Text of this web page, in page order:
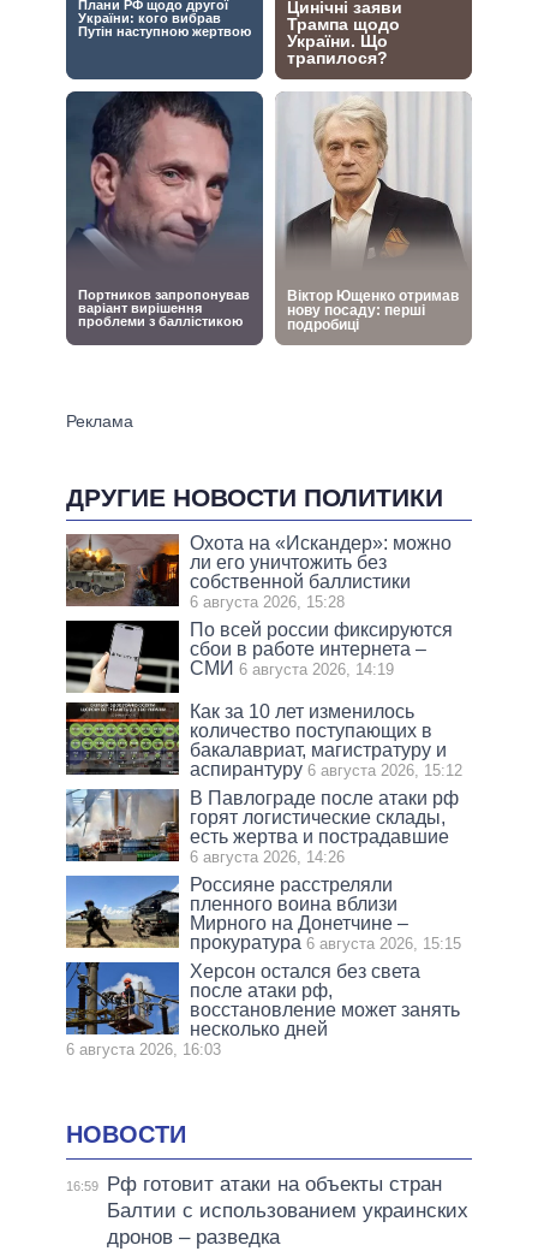
ДРУГИЕ НОВОСТИ ПОЛИТИКИ
Охота на «Искандер»: можно
ли его уничтожить без
собственной баллистики
6 августа 2026, 15:28
По всей россии фиксируются
сбои в работе интернета –
СМИ 6 августа 2026, 14:19
Как за 10 лет изменилось
количество поступающих в
бакалавриат, магистратуру и
аспирантуру 6 августа 2026, 15:12
В Павлограде после атаки рф
горят логистические склады,
есть жертва и пострадавшие
6 августа 2026, 14:26
Россияне расстреляли
пленного воина вблизи
Мирного на Донетчине –
прокуратура 6 августа 2026, 15:15
Херсон остался без света
после атаки рф,
восстановление может занять
несколько дней
6 августа 2026, 16:03
НОВОСТИ
16:59
Рф готовит атаки на объекты стран
Балтии с использованием украинских
дронов – разведка